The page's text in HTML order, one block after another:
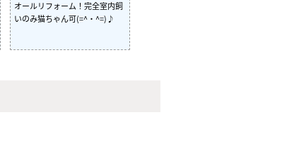
オールリフォーム！完全室内飼
いのみ猫ちゃん可(=^・^=)♪